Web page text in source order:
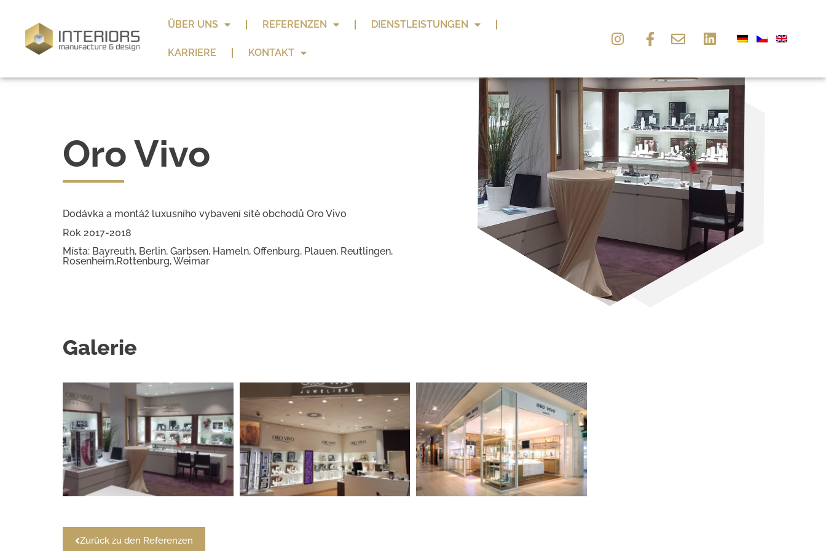
ÜBER UNS REFERENZEN DIENSTLEISTUNGEN
KARRIERE KONTAKT
Oro Vivo
Dodávka a montáž luxusního vybavení sítě obchodů Oro Vivo
Rok 2017-2018
Místa: Bayreuth, Berlin, Garbsen, Hameln, Offenburg, Plauen, Reutlingen,
Rosenheim,Rottenburg, Weimar
Galerie
Zurück zu den Referenzen